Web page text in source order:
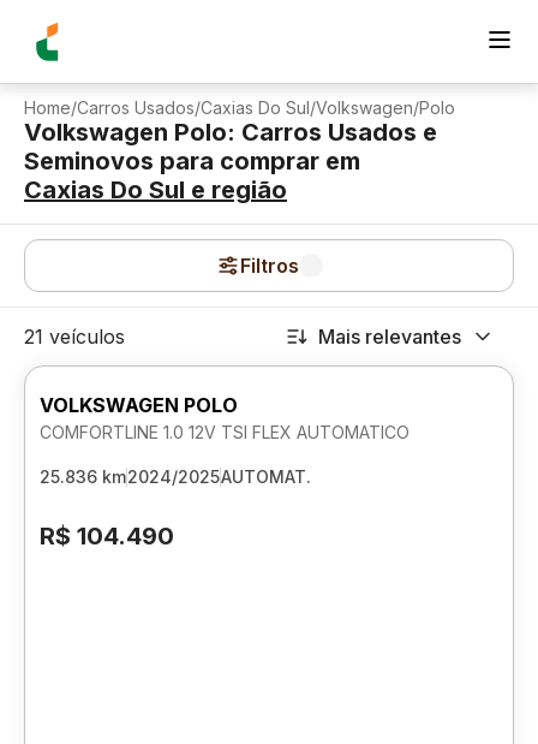
Home/Carros Usados/Caxias Do Sul/Volkswagen/Polo
Volkswagen Polo: Carros Usados e
Seminovos para comprar em
Caxias Do Sul e região
Filtros
21 veículos Mais relevantes
VOLKSWAGEN POLO
COMFORTLINE 1.0 12V TSI FLEX AUTOMATICO
25.836 km2024/2025AUTOMAT.
R$ 104.490